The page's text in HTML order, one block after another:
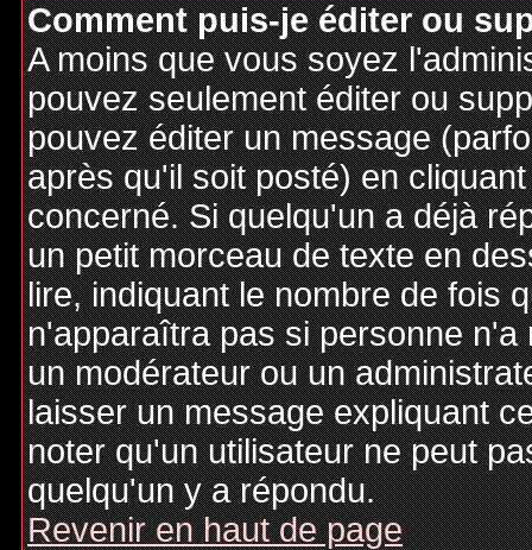
Comment puis-je éditer ou
A moins que vous soyez
pouvez seulement éditer ou
pouvez éditer un message
après qu'il soit posté) en
concerné. Si quelqu'un a déjà
un petit morceau de texte en
lire, indiquant le nombre de fois
n'apparaîtra pas si personne
un modérateur ou un
laisser un message expliquant
noter qu'un utilisateur ne peut
quelqu'un y a répondu.
Revenir en haut de page